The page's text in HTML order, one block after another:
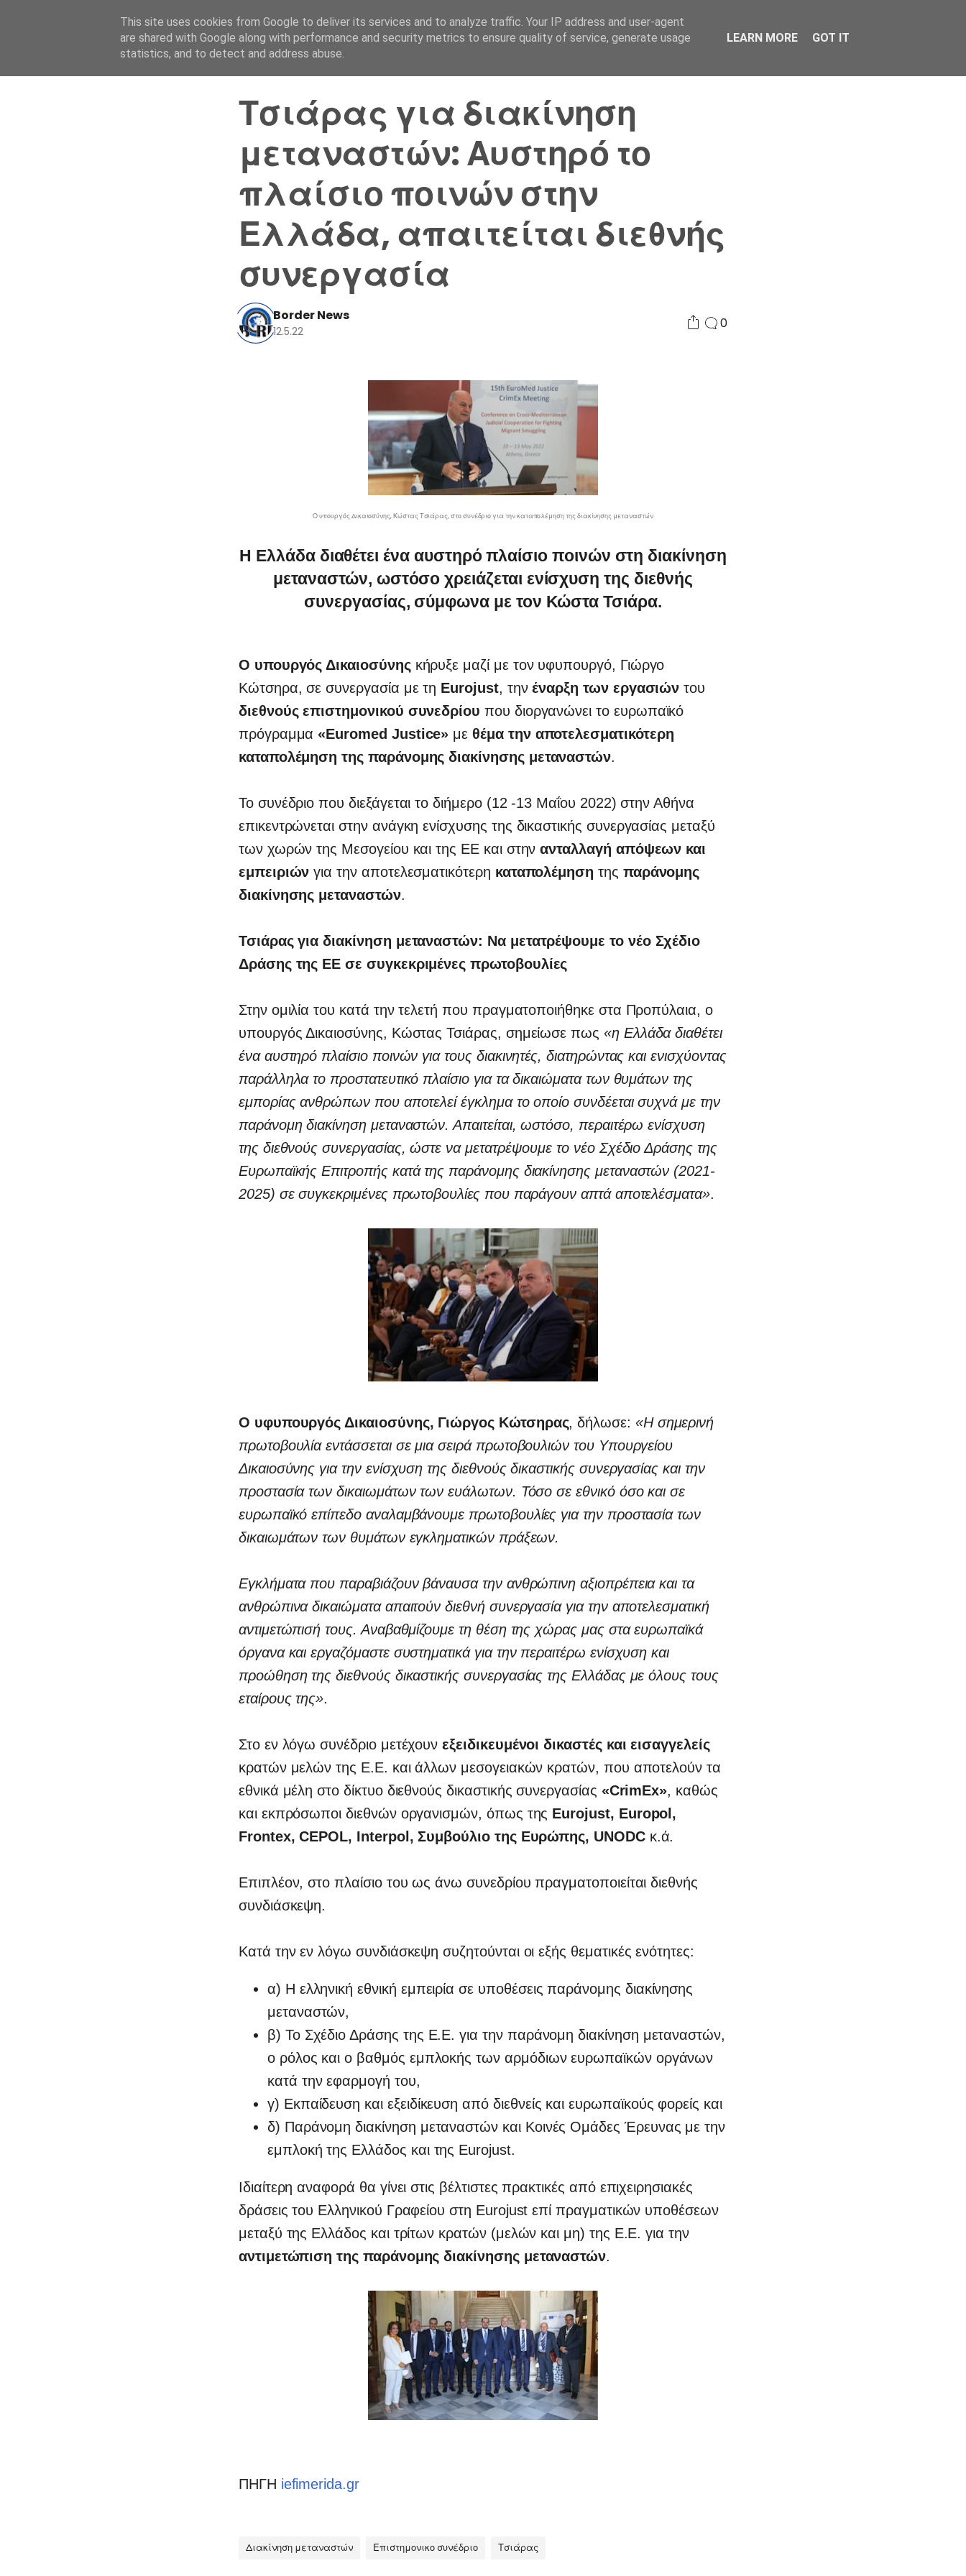
Αρχική Σελίδα Ελλάδα Συνδικαλισμός Σ.Α. Επικοινωνία Κόσμος
Τσιάρας για διακίνηση
μεταναστών: Αυστηρό το
πλαίσιο ποινών στην
Ελλάδα, απαιτείται διεθνής
συνεργασία
Border News
12.5.22
0
Ο υπουργός Δικαιοσύνης, Κώστας Τσιάρας, στο συνέδριο για την καταπολέμηση της διακίνησης μεταναστών
Η Ελλάδα διαθέτει ένα αυστηρό πλαίσιο ποινών στη διακίνηση
μεταναστών, ωστόσο χρειάζεται ενίσχυση της διεθνής
συνεργασίας, σύμφωνα με τον Κώστα Τσιάρα.
Ο υπουργός Δικαιοσύνηςκήρυξε μαζί με τον υφυπουργό, Γιώργο
Κώτσηρα, σε συνεργασία με τη Eurojust, τηνέναρξη των εργασιών του
διεθνούς επιστημονικού συνεδρίου που διοργανώνει το ευρωπαϊκό
πρόγραμμα «Euromed Justice» με θέμα την αποτελεσματικότερη
καταπολέμηση της παράνομης διακίνησης μεταναστών.
Το συνέδριο που διεξάγεται το διήμερο (12 -13 Μαΐου 2022) στην Αθήνα
επικεντρώνεται στην ανάγκη ενίσχυσης της δικαστικής συνεργασίας μεταξύ
των χωρών της Μεσογείου και της ΕΕ και στηνανταλλαγή απόψεων και
εμπειριών για την αποτελεσματικότερη καταπολέμηση της παράνομης
διακίνησης μεταναστών.
Τσιάρας για διακίνηση μεταναστών: Να μετατρέψουμε το νέο Σχέδιο
Δράσης της ΕΕ σε συγκεκριμένες πρωτοβουλίες
Στην ομιλία του κατά την τελετή που πραγματοποιήθηκε στα Προπύλαια, ο
υπουργός Δικαιοσύνης, Κώστας Τσιάρας, σημείωσε πως «η Ελλάδα διαθέτει
ένα αυστηρό πλαίσιο ποινών για τους διακινητές, διατηρώντας και ενισχύοντας
παράλληλα το προστατευτικό πλαίσιο για τα δικαιώματα των θυμάτων της
εμπορίας ανθρώπων που αποτελεί έγκλημα το οποίο συνδέεται συχνά με την
παράνομη διακίνηση μεταναστών. Απαιτείται, ωστόσο, περαιτέρω ενίσχυση
της διεθνούς συνεργασίας, ώστε να μετατρέψουμε το νέο Σχέδιο Δράσης της
Ευρωπαϊκής Επιτροπής κατά της παράνομης διακίνησης μεταναστών (2021-
2025) σε συγκεκριμένες πρωτοβουλίες που παράγουν απτά αποτελέσματα».
Ο υφυπουργός Δικαιοσύνης, Γιώργος Κώτσηρας, δήλωσε: «Η σημερινή
πρωτοβουλία εντάσσεται σε μια σειρά πρωτοβουλιών του Υπουργείου
Δικαιοσύνης για την ενίσχυση της διεθνούς δικαστικής συνεργασίας και την
προστασία των δικαιωμάτων των ευάλωτων. Τόσο σε εθνικό όσο και σε
ευρωπαϊκό επίπεδο αναλαμβάνουμε πρωτοβουλίες για την προστασία των
δικαιωμάτων των θυμάτων εγκληματικών πράξεων.
Εγκλήματα που παραβιάζουν βάναυσα την ανθρώπινη αξιοπρέπεια και τα
ανθρώπινα δικαιώματα απαιτούν διεθνή συνεργασία για την αποτελεσματική
αντιμετώπισή τους. Αναβαθμίζουμε τη θέση της χώρας μας στα ευρωπαϊκά
όργανα και εργαζόμαστε συστηματικά για την περαιτέρω ενίσχυση και
προώθηση της διεθνούς δικαστικής συνεργασίας της Ελλάδας με όλους τους
εταίρους της».
Στο εν λόγω συνέδριο μετέχουνεξειδικευμένοι δικαστές και εισαγγελείς
κρατών μελών της Ε.Ε. και άλλων μεσογειακών κρατών, που αποτελούν τα
εθνικά μέλη στο δίκτυο διεθνούς δικαστικής συνεργασίας «CrimEx», καθώς
και εκπρόσωποι διεθνών οργανισμών, όπως της Eurojust, Europol,
Frontex, CEPOL, Interpol, Συμβούλιο της Ευρώπης, UNODCκ.ά.
Επιπλέον, στο πλαίσιο του ως άνω συνεδρίου πραγματοποιείται διεθνής
συνδιάσκεψη.
Κατά την εν λόγω συνδιάσκεψη συζητούνται οι εξής θεματικές ενότητες:
α) Η ελληνική εθνική εμπειρία σε υποθέσεις παράνομης διακίνησης
μεταναστών,
β) Το Σχέδιο Δράσης της Ε.Ε. για την παράνομη διακίνηση μεταναστών,
ο ρόλος και ο βαθμός εμπλοκής των αρμόδιων ευρωπαϊκών οργάνων
κατά την εφαρμογή του,
γ) Εκπαίδευση και εξειδίκευση από διεθνείς και ευρωπαϊκούς φορείς και
δ) Παράνομη διακίνηση μεταναστών και Κοινές Ομάδες Έρευνας με την
εμπλοκή της Ελλάδος και της Eurojust.
Ιδιαίτερη αναφορά θα γίνει στις βέλτιστες πρακτικές από επιχειρησιακές
δράσεις του Ελληνικού Γραφείου στη Eurojust επί πραγματικών υποθέσεων
μεταξύ της Ελλάδος και τρίτων κρατών (μελών και μη) της Ε.Ε. για την
αντιμετώπιση της παράνομης διακίνησης μεταναστών.
ΠΗΓΗ iefimerida.gr
Διακίνηση μεταναστών Επιστημονικο συνέδριο Τσιάρας
This site uses cookies from Google to deliver its services and to analyze traffic. Your IP address and user-agent
are shared with Google along with performance and security metrics to ensure quality of service, generate usage
statistics, and to detect and address abuse.
LEARN MORE GOT IT